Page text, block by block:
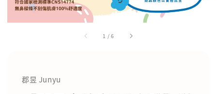
1 /6
郡昱 Junyu